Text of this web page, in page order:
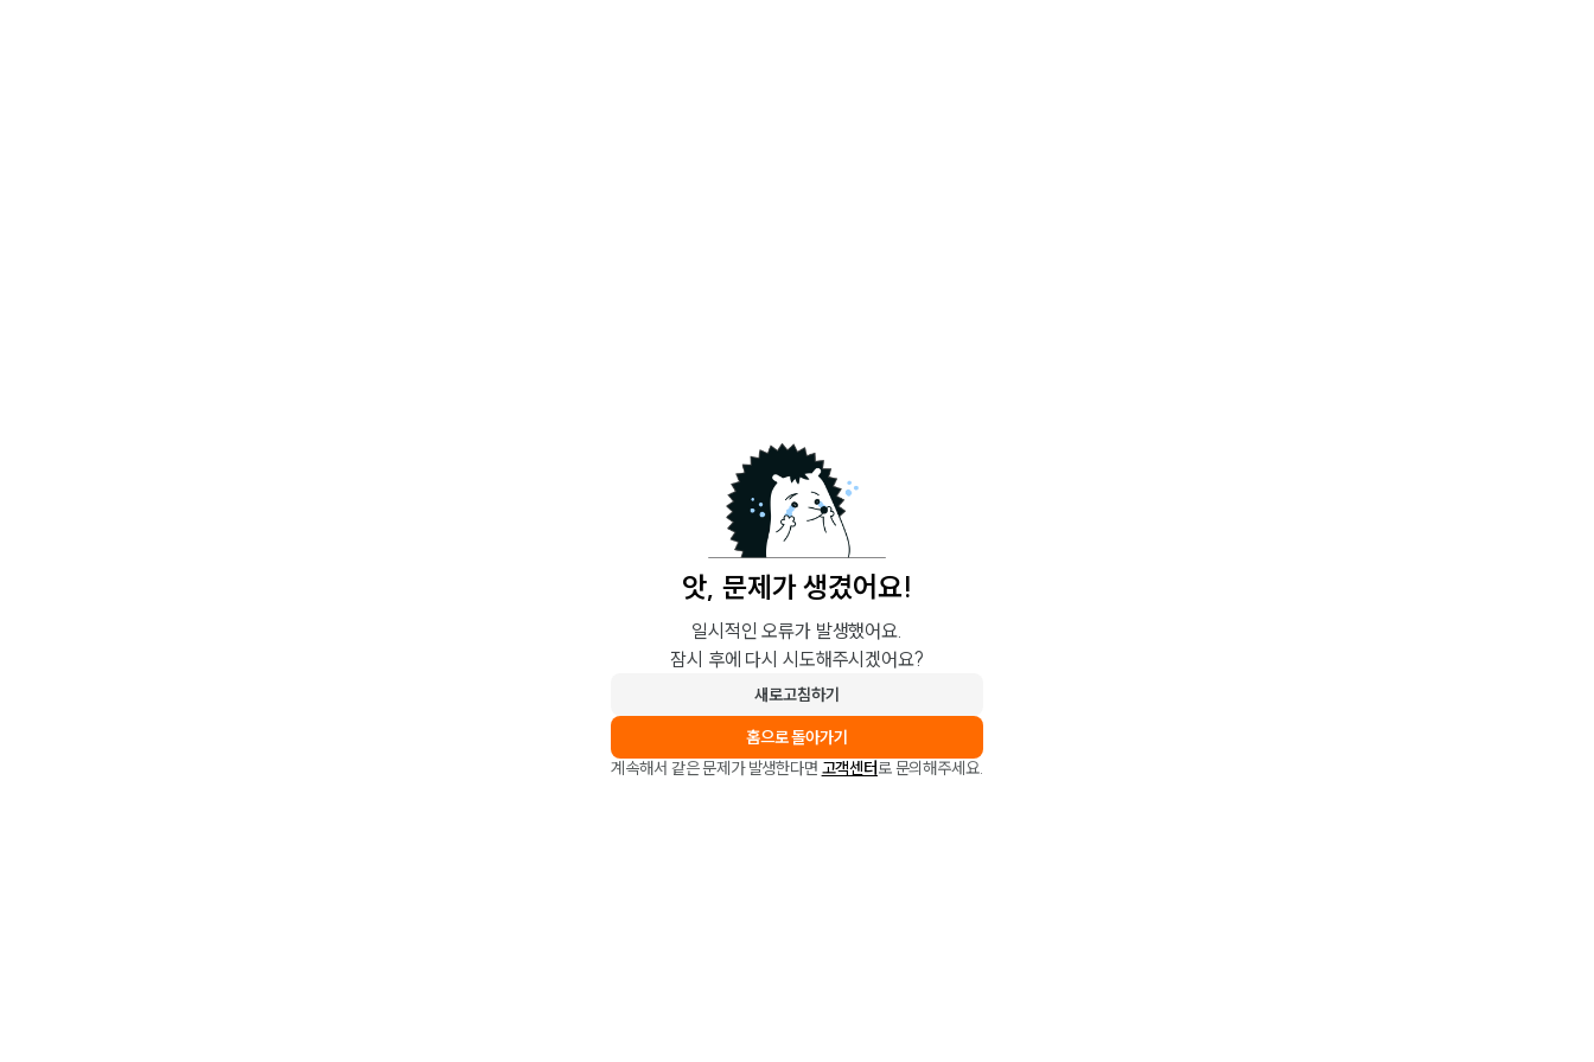
앗, 문제가 생겼어요!
일시적인 오류가 발생했어요.
잠시 후에 다시 시도해주시겠어요?
새로고침하기
홈으로 돌아가기
계속해서 같은 문제가 발생한다면 고객센터로 문의해주세요.